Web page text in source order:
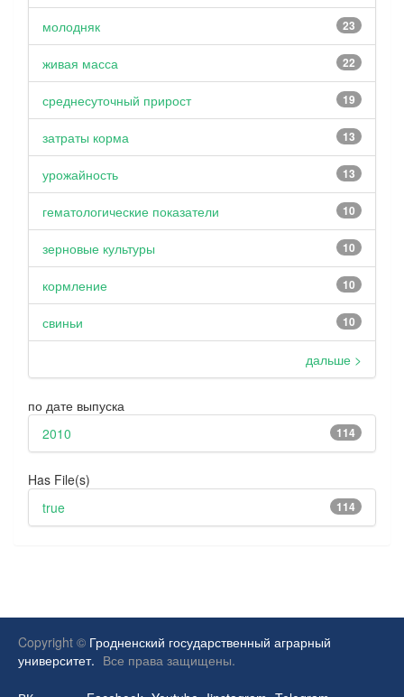
23
молодняк
22
живая масса
19
среднесуточный прирост
13
затраты корма
13
урожайность
10
гематологические показатели
10
зерновые культуры
10
кормление
10
свиньи
дальше >
по дате выпуска
114
2010
Has File(s)
114
true
Copyright © Гродненский государственный аграрный
университет. Все права защищены.